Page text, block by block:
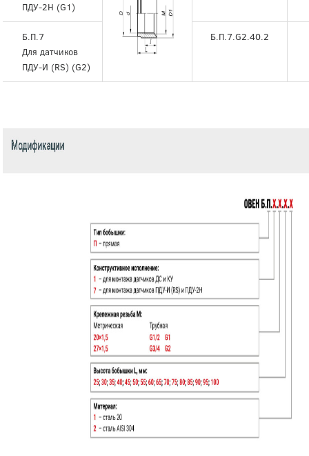
ПДУ-2Н (G1)
Б.П.7
Для датчиков
ПДУ-И (RS) (G2)
Б.П.7.G2.40.2